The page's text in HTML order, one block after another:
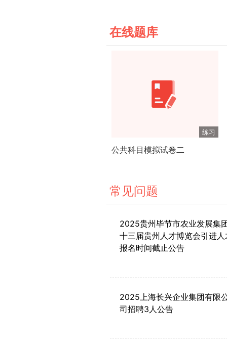
在线题库
练习
公共科目模拟试卷二
常见问题
2025贵州毕节市农业发展集
十三届贵州人才博览会引进
报名时间截止公告
2025上海长兴企业集团有限
司招聘3人公告